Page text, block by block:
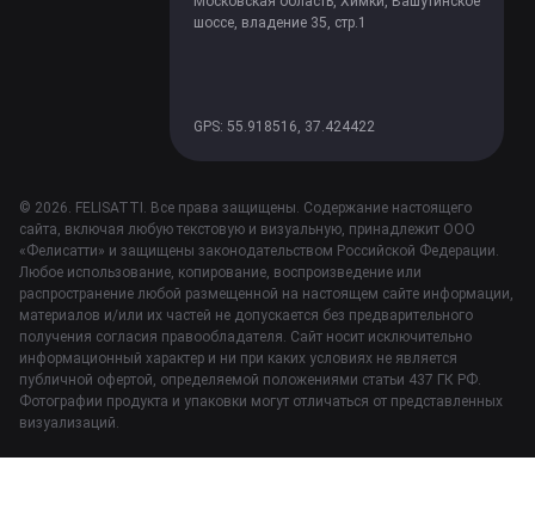
шоссе, владение 35, стр.1
GPS: 55.918516, 37.424422
© 2026. FELISATTI. Все права защищены. Содержание настоящего
сайта, включая любую текстовую и визуальную, принадлежит ООО
«Фелисатти» и защищены законодательством Российской Федерации.
Любое использование, копирование, воспроизведение или
распространение любой размещенной на настоящем сайте информации,
материалов и/или их частей не допускается без предварительного
получения согласия правообладателя. Сайт носит исключительно
информационный характер и ни при каких условиях не является
публичной офертой, определяемой положениями статьи 437 ГК РФ.
Фотографии продукта и упаковки могут отличаться от представленных
визуализаций.